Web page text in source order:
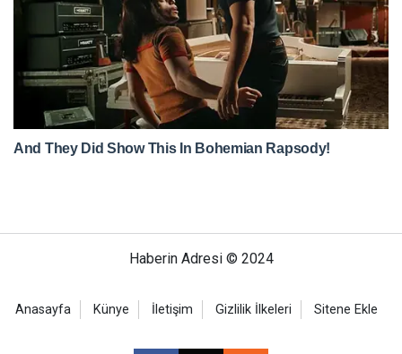
Haberin Adresi © 2024
Anasayfa Künye İletişim Gizlilik İlkeleri Sitene Ekle